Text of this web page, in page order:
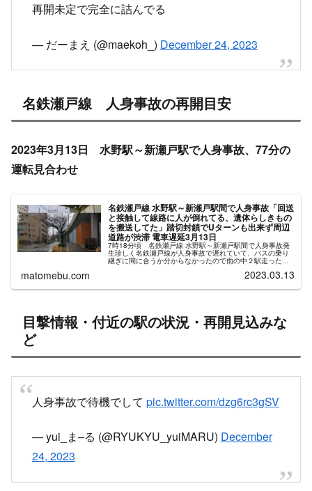
再開未定で完全に詰んでる
— だーまえ (@maekoh_) December 24, 2023
名鉄瀬戸線 人身事故の再開目安
2023年3月13日 水野駅～新瀬戸駅で人身事故、77分の
運転見合わせ
名鉄瀬戸線 水野駅～新瀬戸駅間で人身事故「回送
と接触して線路に人が倒れてる、遺体らしきもの
を搬送してた」踏切封鎖でUターンも出来ず周辺
道路が渋滞 電車遅延3月13日
7時18分頃 名鉄瀬戸線 水野駅～新瀬戸駅間で人身事故発
生珍しく名鉄瀬戸線が人身事故で遅れていて、バスの乗り
継ぎに間に合うか分からなかったので雨の中２駅走ったけ
matomebu.com 2023.03.13
目撃情報・付近の駅の状況・再開見込みな
ど
人身事故で待機でして pic.twitter.com/dzg6rc3gSV
— yui_ま–る (@RYUKYU_yuiMARU) December
24, 2023